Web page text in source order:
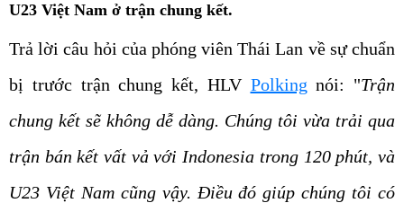
U23 Việt Nam ở trận chung kết.
Trả lời câu hỏi của phóng viên Thái Lan về sự chuẩn
bị trước trận chung kết, HLV Polking nói: "Trận
chung kết sẽ không dễ dàng. Chúng tôi vừa trải qua
trận bán kết vất vả với Indonesia trong 120 phút, và
U23 Việt Nam cũng vậy. Điều đó giúp chúng tôi có